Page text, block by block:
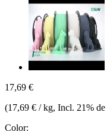
17,69 €
(17,69 € / kg, Incl. 21%
Color: